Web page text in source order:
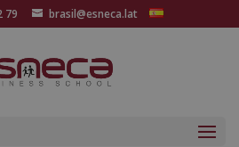
79 brasil@esneca.lat